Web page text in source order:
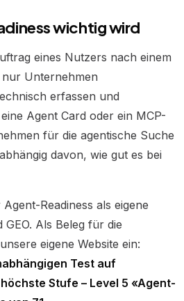
wichtig wird
eines Nutzers nach einem
Unternehmen
erfassen und
Agent Card oder ein MCP-
für die agentische Suche
davon, wie gut es bei
Readiness als eigene
GEO. Als Beleg für die
eigene Website ein:
Test auf
Stufe – Level 5 «Agent-